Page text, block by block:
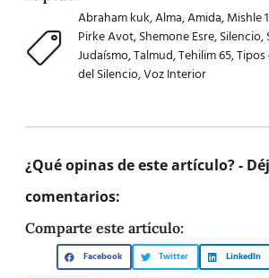
Abraham kuk,Alma,Amida,Mishle
Pirke Avot,Shemone Esre,Silencio,
Judaísmo,Talmud,Tehilim 65,
del Silencio,Voz Interior
¿Qué opinas de este artículo? -
comentarios:
Comparte este artículo:
Facebook Twitter LinkedIn